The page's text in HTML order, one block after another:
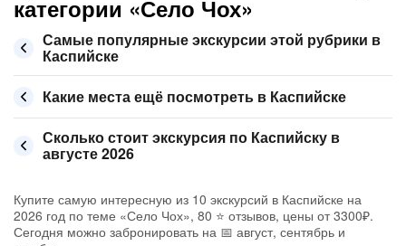
категории «Село Чох»
Самые популярные экскурсии этой рубрики в
Каспийске
Какие места ещё посмотреть в Каспийске
Сколько стоит экскурсия по Каспийску в
августе 2026
Купите самую интересную из 10 экскурсий в Каспийске на
2026 год по теме «Село Чох», 80 ⭐ отзывов, цены от 3300₽.
Сегодня можно забронировать на 📅 август, сентябрь и